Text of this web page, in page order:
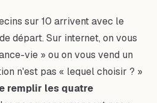
sur 10 arrivent avec le
départ. Sur internet, on vous
vie » ou on vous vend un
n'est pas « lequel choisir ? »
remplir les quatre